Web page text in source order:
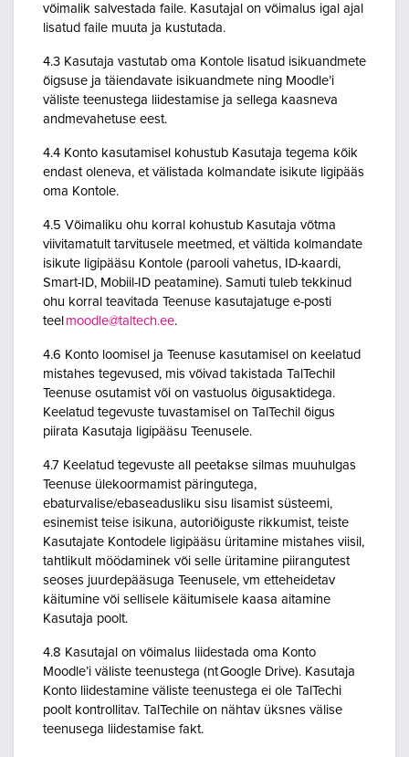
võimalik salvestada faile. Kasutajal on võimalus igal ajal
lisatud faile muuta ja kustutada.
4.3 Kasutaja vastutab oma Kontole lisatud isikuandmete
õigsuse ja täiendavate isikuandmete ning Moodle’i
väliste teenustega liidestamise ja sellega kaasneva
andmevahetuse eest.
4.4 Konto kasutamisel kohustub Kasutaja tegema kõik
endast oleneva, et välistada kolmandate isikute ligipääs
oma Kontole.
4.5 Võimaliku ohu korral kohustub Kasutaja võtma
viivitamatult tarvitusele meetmed, et vältida kolmandate
isikute ligipääsu Kontole (parooli vahetus, ID-kaardi,
Smart-ID, Mobiil-ID peatamine). Samuti tuleb tekkinud
ohu korral teavitada Teenuse kasutajatuge e-posti
teel moodle@taltech.ee.
4.6 Konto loomisel ja Teenuse kasutamisel on keelatud
mistahes tegevused, mis võivad takistada TalTechil
Teenuse osutamist või on vastuolus õigusaktidega.
Keelatud tegevuste tuvastamisel on TalTechil õigus
piirata Kasutaja ligipääsu Teenusele.
4.7 Keelatud tegevuste all peetakse silmas muuhulgas
Teenuse ülekoormamist päringutega,
ebaturvalise/ebaseadusliku sisu lisamist süsteemi,
esinemist teise isikuna, autoriõiguste rikkumist, teiste
Kasutajate Kontodele ligipääsu üritamine mistahes viisil,
tahtlikult möödaminek või selle üritamine piirangutest
seoses juurdepääsuga Teenusele, vm etteheidetav
käitumine või sellisele käitumisele kaasa aitamine
Kasutaja poolt.
4.8 Kasutajal on võimalus liidestada oma Konto
Moodle’i väliste teenustega (nt Google Drive). Kasutaja
Konto liidestamine väliste teenustega ei ole TalTechi
poolt kontrollitav. TalTechile on nähtav üksnes välise
teenusega liidestamise fakt.